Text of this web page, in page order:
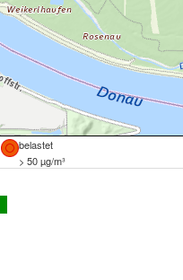
belastet
> 50 µg/m³